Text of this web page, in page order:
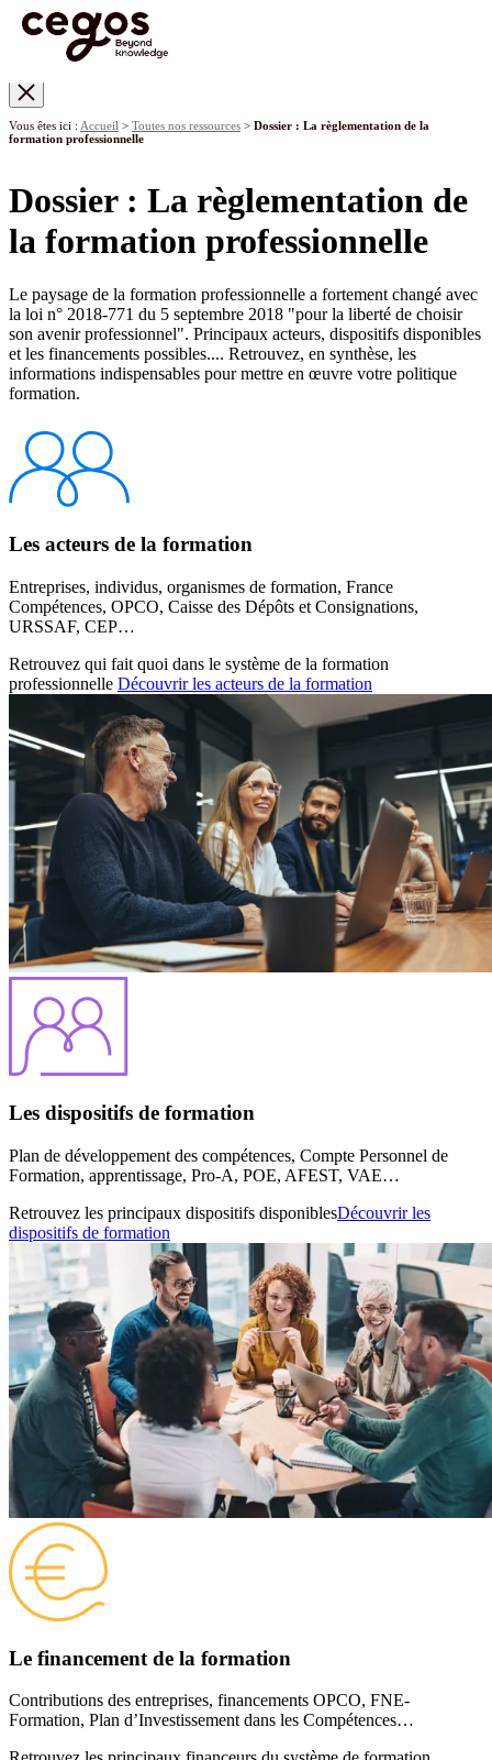
Vous êtes ici : Accueil > Toutes nos ressources > Dossier : La règlementation de la
formation professionnelle
Dossier : La règlementation de
la formation professionnelle
Le paysage de la formation professionnelle a fortement changé avec
la loi n° 2018-771 du 5 septembre 2018 "pour la liberté de choisir
son avenir professionnel". Principaux acteurs, dispositifs disponibles
et les financements possibles.... Retrouvez, en synthèse, les
informations indispensables pour mettre en œuvre votre politique
formation​.
Les acteurs de la formation
Entreprises, individus, organismes de formation, France
Compétences, OPCO, Caisse des Dépôts et Consignations,
URSSAF, CEP…
Retrouvez qui fait quoi dans le système de la formation
professionnelle Découvrir les acteurs de la formation
Les dispositifs de formation
Plan de développement des compétences, Compte Personnel de
Formation, apprentissage, Pro-A, POE, AFEST, VAE…
Retrouvez les principaux dispositifs disponiblesDécouvrir les
dispositifs de formation
Le financement de la formation
Contributions des entreprises, financements OPCO, FNE-
Formation, Plan d’Investissement dans les Compétences…